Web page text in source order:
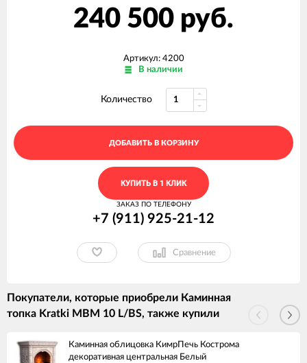
240 500 руб.
Артикул: 4200
В наличии
Количество
ДОБАВИТЬ В КОРЗИНУ
КУПИТЬ В 1 КЛИК
ЗАКАЗ ПО ТЕЛЕФОНУ
+7 (911) 925-21-12
Сравнение
Покупатели, которые приобрели Каминная
топка Kratki MBM 10 L/BS, также купили
Каминная облицовка КимрПечь Кострома
декоративная центральная Белый